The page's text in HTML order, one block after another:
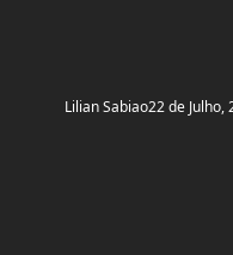
Lilian Sabiao22 de Julho,